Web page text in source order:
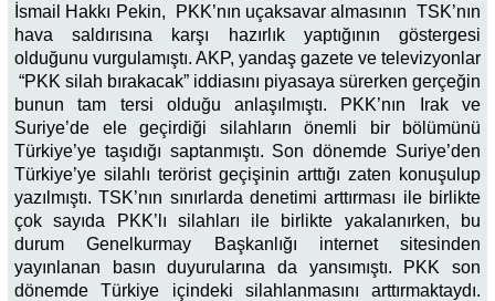
İsmail Hakkı Pekin, PKK’nın uçaksavar almasının TSK’nın
hava saldırısına karşı hazırlık yaptığının göstergesi
olduğunu vurgulamıştı. AKP, yandaş gazete ve televizyonlar
“PKK silah bırakacak” iddiasını piyasaya sürerken gerçeğin
bunun tam tersi olduğu anlaşılmıştı. PKK’nın Irak ve
Suriye’de ele geçirdiği silahların önemli bir bölümünü
Türkiye’ye taşıdığı saptanmıştı. Son dönemde Suriye’den
Türkiye’ye silahlı terörist geçişinin arttığı zaten konuşulup
yazılmıştı. TSK’nın sınırlarda denetimi arttırması ile birlikte
çok sayıda PKK’lı silahları ile birlikte yakalanırken, bu
durum Genelkurmay Başkanlığı internet sitesinden
yayınlanan basın duyurularına da yansımıştı. PKK son
dönemde Türkiye içindeki silahlanmasını arttırmaktaydı.